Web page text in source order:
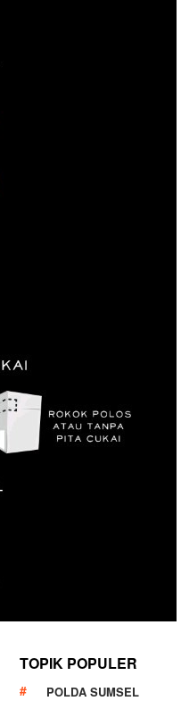
TOPIK POPULER
POLDA SUMSEL